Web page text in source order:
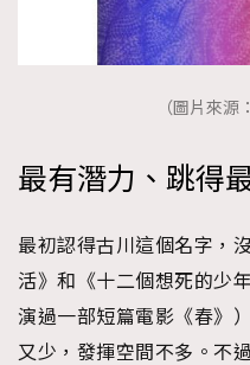
（圖片來源
最有潛力、跳得
最初認得古川這個名字，
活》和《十二個想死的少
演過一部短篇電影《春》
又少，發揮空間不多。不